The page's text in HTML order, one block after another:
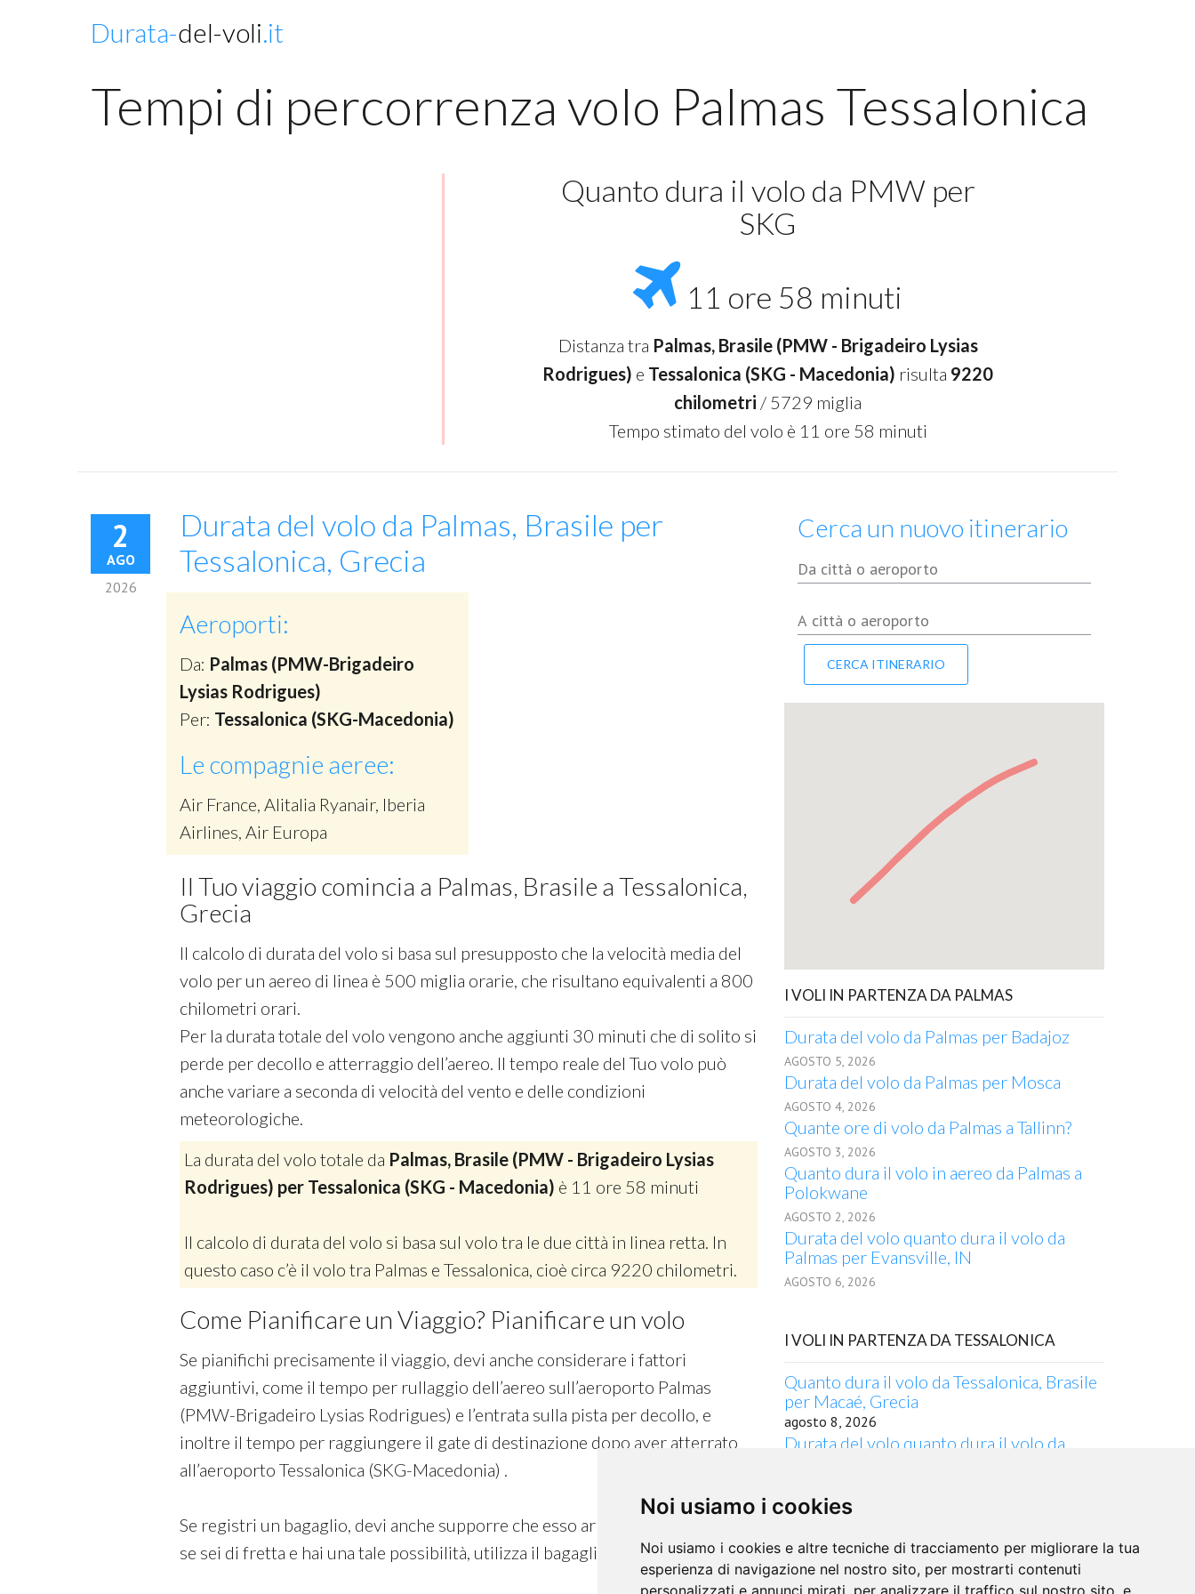
Noi usiamo i cookies
Noi usiamo i cookies e altre tecniche di tracciamento per migliorare la tua
esperienza di navigazione nel nostro sito, per mostrarti contenuti
personalizzati e annunci mirati, per analizzare il traffico sul nostro sito, e
Durata-del-voli.it
Tempi di percorrenza volo Palmas Tessalonica
Quanto dura il volo da PMW per
SKG
11 ore 58 minuti
Distanza tra Palmas, Brasile (PMW - Brigadeiro Lysias
Rodrigues) e Tessalonica (SKG - Macedonia) risulta 9220
chilometri / 5729 miglia
Tempo stimato del volo è 11 ore 58 minuti
2
AGO
2026
Durata del volo da Palmas, Brasile per
Tessalonica, Grecia
Aeroporti:
Da: Palmas (PMW-Brigadeiro
Lysias Rodrigues)
Per: Tessalonica (SKG-Macedonia)
Le compagnie aeree:
Air France, Alitalia Ryanair, Iberia
Airlines, Air Europa
Il Tuo viaggio comincia a Palmas, Brasile a Tessalonica,
Grecia
Il calcolo di durata del volo si basa sul presupposto che la velocità media del
volo per un aereo di linea è 500 miglia orarie, che risultano equivalenti a 800
chilometri orari.
Per la durata totale del volo vengono anche aggiunti 30 minuti che di solito si
perde per decollo e atterraggio dell’aereo. Il tempo reale del Tuo volo può
anche variare a seconda di velocità del vento e delle condizioni
meteorologiche.
La durata del volo totale da Palmas, Brasile (PMW - Brigadeiro Lysias
Rodrigues) per Tessalonica (SKG - Macedonia) è 11 ore 58 minuti
Il calcolo di durata del volo si basa sul volo tra le due città in linea retta. In
questo caso c’è il volo tra Palmas e Tessalonica, cioè circa 9220 chilometri.
Come Pianificare un Viaggio? Pianificare un volo
Se pianifichi precisamente il viaggio, devi anche considerare i fattori
aggiuntivi, come il tempo per rullaggio dell’aereo sull’aeroporto Palmas
(PMW-Brigadeiro Lysias Rodrigues) e l’entrata sulla pista per decollo, e
inoltre il tempo per raggiungere il gate di destinazione dopo aver atterrato
all’aeroporto Tessalonica (SKG-Macedonia) .
Se registri un bagaglio, devi anche supporre che esso arrivi in ritardo, perciò
se sei di fretta e hai una tale possibilità, utilizza il bagaglio a mano.
Cerca un nuovo itinerario
I VOLI IN PARTENZA DA PALMAS
Durata del volo da Palmas per Badajoz
AGOSTO 5, 2026
Durata del volo da Palmas per Mosca
AGOSTO 4, 2026
Quante ore di volo da Palmas a Tallinn?
AGOSTO 3, 2026
Quanto dura il volo in aereo da Palmas a
Polokwane
AGOSTO 2, 2026
Durata del volo quanto dura il volo da
Palmas per Evansville, IN
AGOSTO 6, 2026
I VOLI IN PARTENZA DA TESSALONICA
Quanto dura il volo da Tessalonica, Brasile
per Macaé, Grecia
agosto 8, 2026
Durata del volo quanto dura il volo da
Quanto dura il volo in aereo da Tessalonica
agosto 2, 2026
Tempo da Tessalonica a Xuzhou in aereo
agosto 5, 2026